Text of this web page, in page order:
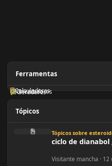
Ferramentas
Geradores
Orientadores
Calculadoras
Tópicos
ciclo de dianabol ,deca e dura!!!
Tópicos sobre
ciclo de dianabol
Visitante mancha · 12